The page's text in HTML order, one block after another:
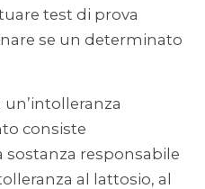
test di prova
se un determinato
consiste
sostanza responsabile
al lattosio, al